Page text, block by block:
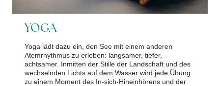
YOGA
Yoga lädt dazu ein, den See mit einem anderen
Atemrhythmus zu erleben: langsamer, tiefer,
achtsamer. Inmitten der Stille der Landschaft und des
wechselnden Lichts auf dem Wasser wird jede Übung
zu einem Moment des In-sich-Hineinhörens und der